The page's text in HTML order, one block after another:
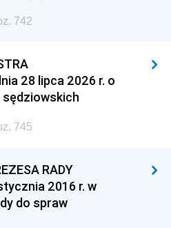
742
28 lipca 2026 r. o
745
RADY
2016 r. w
do spraw